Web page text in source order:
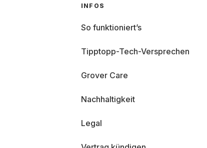
INFOS
So funktioniert’s
Tipptopp-Tech-Versprechen
Grover Care
Nachhaltigkeit
Legal